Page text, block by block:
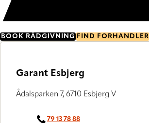
BOOK RÅDGIVNING FIND FORHANDLER
Garant Esbjerg
Ådalsparken 7, 6710 Esbjerg V
79 13 78 88